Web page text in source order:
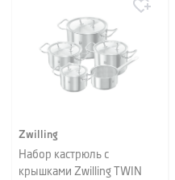
Zwilling
Набор кастрюль с
крышками Zwilling TWIN